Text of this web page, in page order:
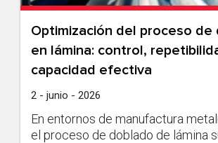
Optimización del proceso de
en lámina: control,
capacidad efectiva
2 - junio - 2026
En entornos de manufactura
el proceso de doblado de lámina